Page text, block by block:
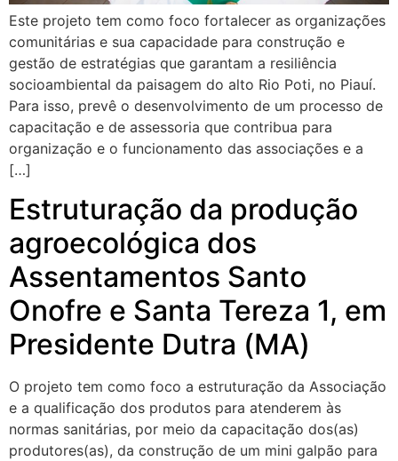
Este projeto tem como foco fortalecer as organizações
comunitárias e sua capacidade para construção e
gestão de estratégias que garantam a resiliência
socioambiental da paisagem do alto Rio Poti, no Piauí.
Para isso, prevê o desenvolvimento de um processo de
capacitação e de assessoria que contribua para
organização e o funcionamento das associações e a
[…]
Estruturação da produção
agroecológica dos
Assentamentos Santo
Onofre e Santa Tereza 1, em
Presidente Dutra (MA)
O projeto tem como foco a estruturação da Associação
e a qualificação dos produtos para atenderem às
normas sanitárias, por meio da capacitação dos(as)
produtores(as), da construção de um mini galpão para